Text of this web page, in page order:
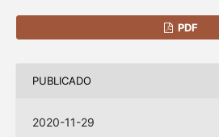
PDF
PUBLICADO
2020-11-29